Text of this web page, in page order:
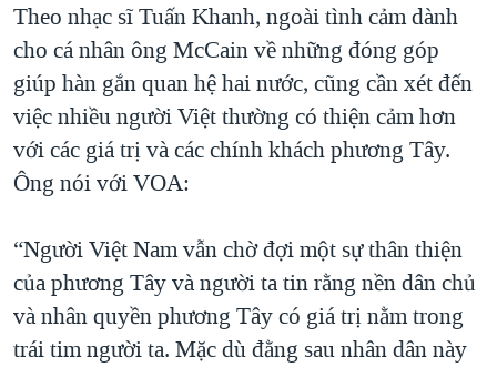
Theo nhạc sĩ Tuấn Khanh, ngoài tình cảm dành
cho cá nhân ông McCain về những đóng góp
giúp hàn gắn quan hệ hai nước, cũng cần xét đến
việc nhiều người Việt thường có thiện cảm hơn
với các giá trị và các chính khách phương Tây.
Ông nói với VOA:
“Người Việt Nam vẫn chờ đợi một sự thân thiện
của phương Tây và người ta tin rằng nền dân chủ
và nhân quyền phương Tây có giá trị nằm trong
trái tim người ta. Mặc dù đằng sau nhân dân này